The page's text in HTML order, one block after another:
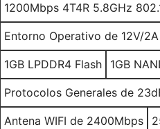
1200Mbps 4T4R 5.8GHz
Entorno Operativo de 12V/2A
1GB LPDDR4 Flash 1GB
Protocolos Generales de
Antena WIFI de 2400Mbps